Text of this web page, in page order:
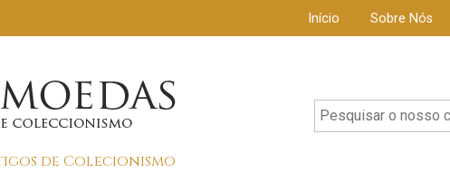
Início Sobre Nós
de Colecionismo